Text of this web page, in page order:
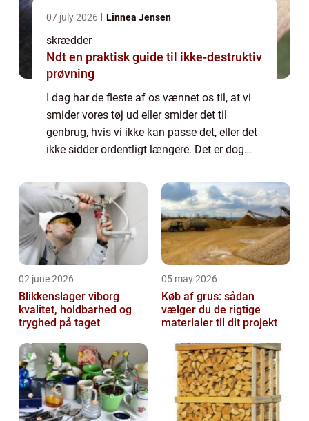
07 july 2026 Linnea Jensen
skrædder
Ndt en praktisk guide til ikke-destruktiv
prøvning
I dag har de fleste af os vænnet os til, at vi
smider vores tøj ud eller smider det til
genbrug, hvis vi ikke kan passe det, eller det
ikke sidder ordentligt længere. Det er dog
har været glad for at g...
02 june 2026
Blikkenslager viborg
kvalitet, holdbarhed og
tryghed på taget
05 may 2026
Køb af grus: sådan
vælger du de rigtige
materialer til dit projekt